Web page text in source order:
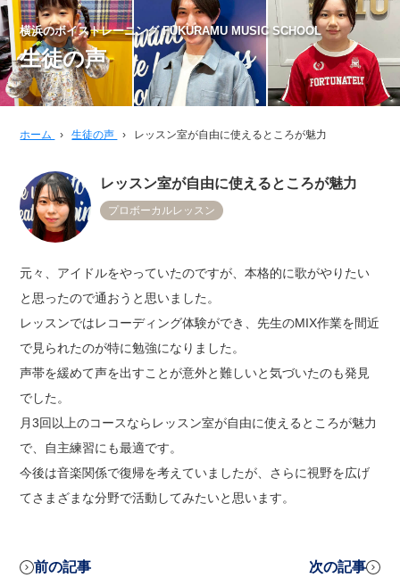
横浜のボイストレーニング FUKURAMU MUSIC SCHOOL
生徒の声
ホーム › 生徒の声 › レッスン室が自由に使えるところが魅力
レッスン室が自由に使えるところが魅力
プロボーカルレッスン
元々、アイドルをやっていたのですが、本格的に歌がやりたい
と思ったので通おうと思いました。
レッスンではレコーディング体験ができ、先生のMIX作業を間近
で見られたのが特に勉強になりました。
声帯を緩めて声を出すことが意外と難しいと気づいたのも発見
でした。
月3回以上のコースならレッスン室が自由に使えるところが魅力
で、自主練習にも最適です。
今後は音楽関係で復帰を考えていましたが、さらに視野を広げ
てさまざまな分野で活動してみたいと思います。
前の記事 次の記事